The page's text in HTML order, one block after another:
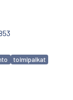
toimipaikat